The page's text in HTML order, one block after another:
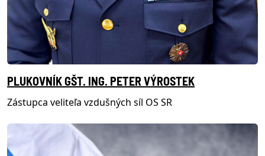
PLUKOVNÍK GŠT. ING. PETER VÝROSTEK
Zástupca veliteľa vzdušných síl OS SR